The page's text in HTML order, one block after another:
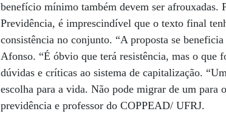
benefício mínimo também devem ser afrouxadas.
Previdência, é imprescindível que o texto final
consistência no conjunto. “A proposta se
Afonso. “É óbvio que terá resistência, mas o que
dúvidas e críticas ao sistema de capitalização.
escolha para a vida. Não pode migrar de um
previdência e professor do COPPEAD/ UFRJ.